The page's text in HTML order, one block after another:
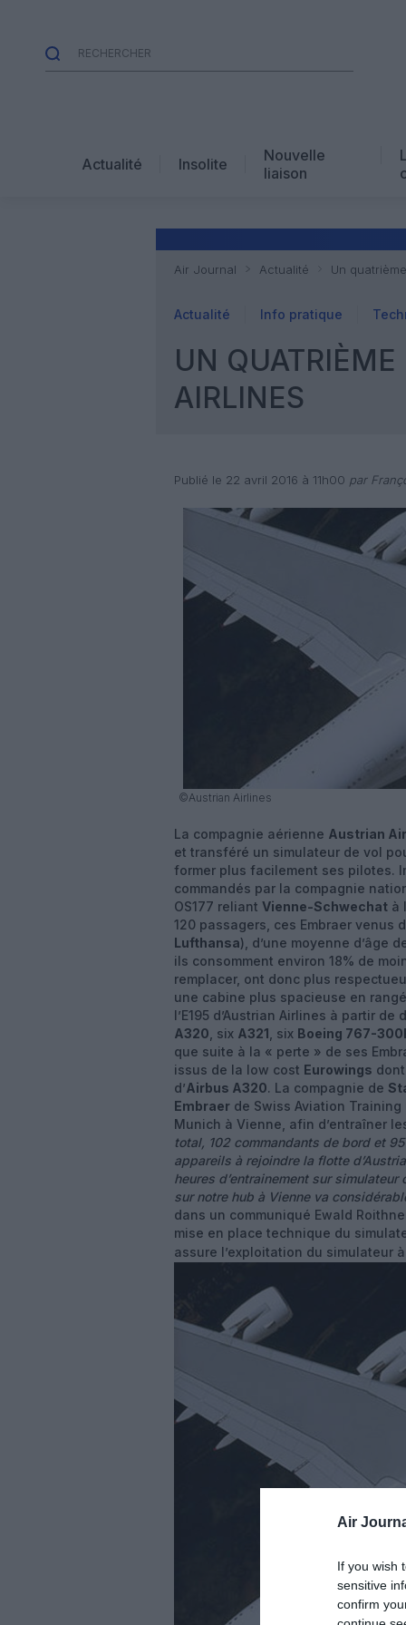
Air
If you wish
sensitive
confirm
Actualité Insolite
Nouvelle
liaison
Air Journal Actualité Un
Actualité Info pratique
UN
AIRLINES
Publié le 22 avril 2016 à 11h00 par
©Austrian Airlines
La compagnie aérienne Austrian
et transféré un simulateur de vol
former plus facilement ses pilotes.
commandés par la compagnie
OS177 reliant Vienne-Schwechat à
120 passagers, ces Embraer
Lufthansa), d’une moyenne d’âge
ils consomment environ 18% de
remplacer, ont donc plus
une cabine plus spacieuse en
l’E195 d’Austrian Airlines à partir
A320 , six A321 , six Boeing 767-
que suite à la « perte » de ses
issus de la low cost Eurowings
d’Airbus A320. La compagnie de
Embraer de Swiss Aviation
Munich à Vienne, afin d’entraîner
total, 102 commandants de bord et
appareils à rejoindre la flotte
heures d’entrainement sur
sur notre hub à Vienne va
dans un communiqué Ewald
mise en place technique du
assure l’exploitation du simulateur